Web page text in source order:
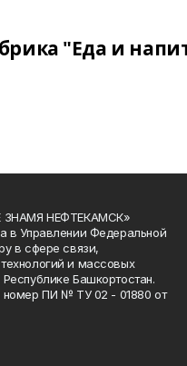
"Еда и
ЗНАМЯ НЕФТЕКАМСК»
в Управлении Федеральной
в сфере связи,
и массовых
Башкортостан.
номер ПИ № ТУ 02 - 01880 от